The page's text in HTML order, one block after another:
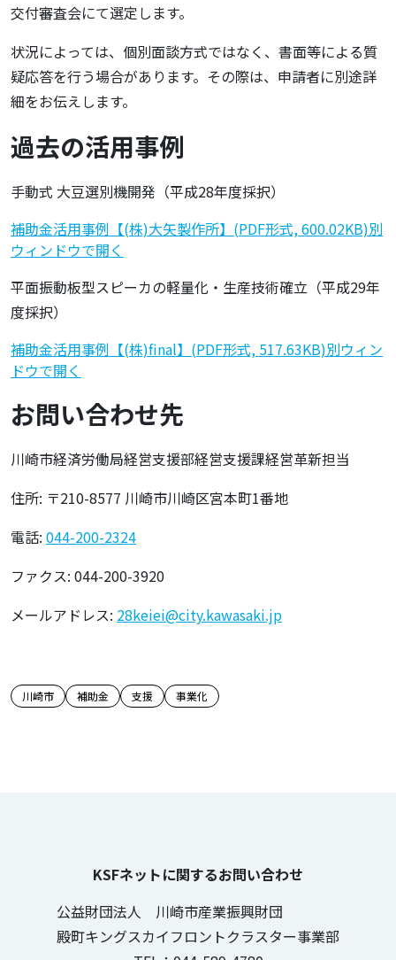
交付審査会にて選定します。
状況によっては、個別面談方式ではなく、書面等による質
疑応答を行う場合があります。その際は、申請者に別途詳
細をお伝えします。
過去の活用事例
手動式 大豆選別機開発（平成28年度採択）
補助金活用事例【(株)大矢製作所】(PDF形式, 600.02KB)別
ウィンドウで開く
平面振動板型スピーカの軽量化・生産技術確立（平成29年
度採択）
補助金活用事例【(株)final】(PDF形式, 517.63KB)別ウィン
ドウで開く
お問い合わせ先
川崎市経済労働局経営支援部経営支援課経営革新担当
住所: 〒210-8577 川崎市川崎区宮本町1番地
電話: 044-200-2324
ファクス: 044-200-3920
メールアドレス: 28keiei@city.kawasaki.jp
この記事のタグ
川崎市 補助金 支援 事業化
KSFネットに関するお問い合わせ
公益財団法人 川崎市産業振興財団
殿町キングスカイフロントクラスター事業部